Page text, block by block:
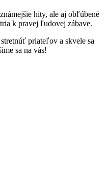
hity, ale aj obľúbené
k pravej ľudovej zábave.
priateľov a skvele sa
sa na vás!